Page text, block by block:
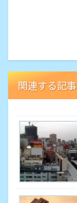
関連する記事